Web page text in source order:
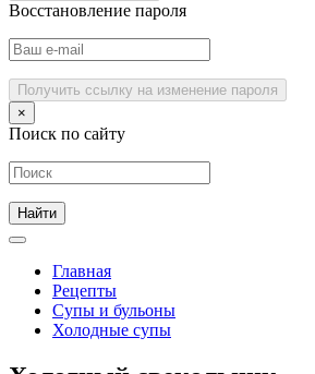
Восстановление пароля
Получить ссылку на изменение пароля
×
Поиск по сайту
Главная
Рецепты
Супы и бульоны
Холодные супы